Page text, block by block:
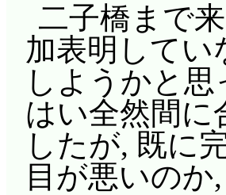
二子橋まで
加表明して
しようかと
はい全然間に
したが, 既に
目が悪いの